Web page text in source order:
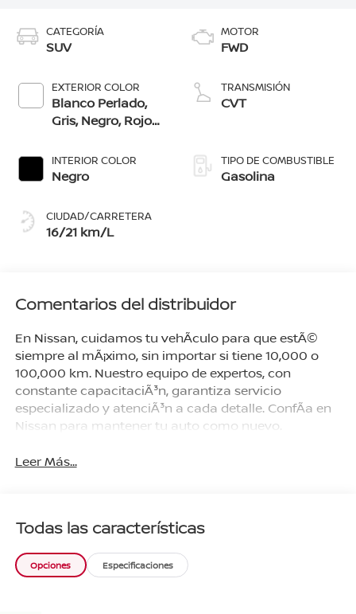
CATEGORÍA
SUV
EXTERIOR COLOR
Blanco Perlado,
Gris, Negro, Rojo
Acero, Cafã‰
Pecano
INTERIOR COLOR
Negro
CIUDAD/CARRETERA
16/21 km/L
MOTOR
FWD
TRANSMISIÓN
CVT
TIPO DE COMBUSTIBLE
Gasolina
Comentarios del distribuidor
En Nissan, cuidamos tu vehÃ­culo para que estÃ©
siempre al mÃ¡ximo, sin importar si tiene 10,000 o
100,000 km. Nuestro equipo de expertos, con
constante capacitaciÃ³n, garantiza servicio
especializado y atenciÃ³n a cada detalle. ConfÃ­a en
Nissan para mantener tu auto como nuevo.
Leer Más...
Todas las características
Opciones Especificaciones